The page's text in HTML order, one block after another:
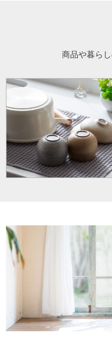
商品や暮ら